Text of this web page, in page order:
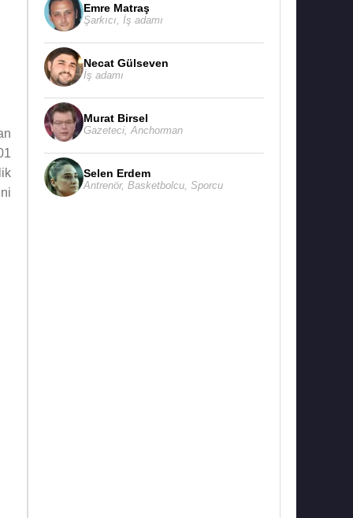
Emre Matraş
Şarkıcı İş adamı
Necat Gülseven
İş adamı
Murat Birsel
Gazeteci Anchorman
Selen Erdem
Antrenör, Basketbolcu Sporcu